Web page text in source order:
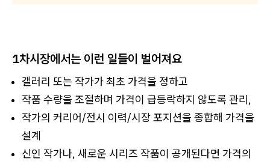
1차시장에서는 이런 일들이 벌어져요
갤러리 또는 작가가 최초 가격을 정하고
작품 수량을 조절하며 가격이 급등락하지 않도록 관리,
작가의 커리어/전시 이력/시장 포지션을 종합해 가격을
설계
신인 작가나, 새로운 시리즈 작품이 공개된다면 가격의